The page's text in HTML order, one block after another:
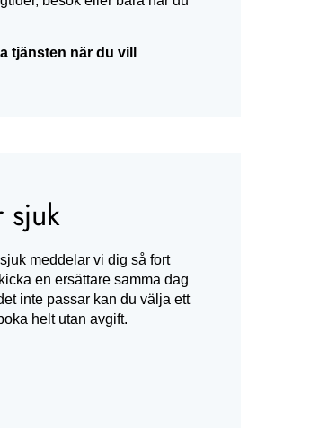
tjänsten när du vill
sjuk
meddelar vi dig så fort
en ersättare samma dag
inte passar kan du välja ett
helt utan avgift.